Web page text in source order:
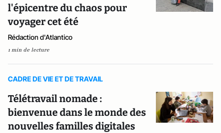
l'épicentre du chaos pour
voyager cet été
Rédaction d'Atlantico
1 min de lecture
CADRE DE VIE ET DE TRAVAIL
Télétravail nomade :
bienvenue dans le monde des
nouvelles familles digitales